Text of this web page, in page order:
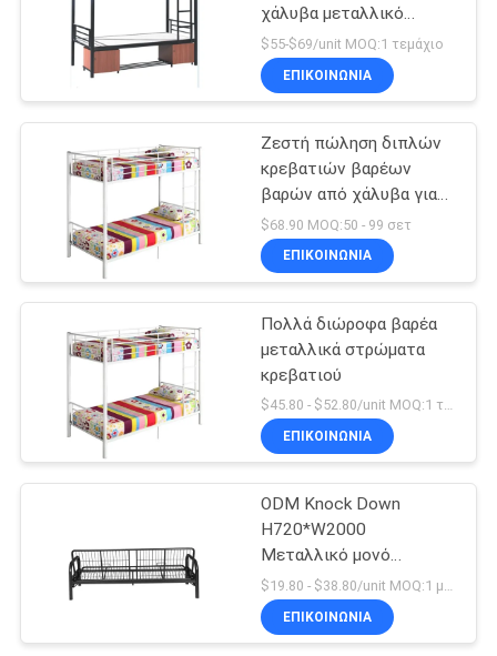
χάλυβα μεταλλικό
κρεβάτι
$55-$69/unit MOQ:1 τεμάχιο
ΕΠΙΚΟΙΝΩΝΊΑ
Ζεστή πώληση διπλών
κρεβατιών βαρέων
βαρών από χάλυβα για
φοιτητές κρεβάτι
μεταλλικό κρεβάτι
κοιτώνα κρεβάτια
$68.90 MOQ:50 - 99 σετ
ΕΠΙΚΟΙΝΩΝΊΑ
Πολλά διώροφα βαρέα
μεταλλικά στρώματα
κρεβατιού
$45.80 - $52.80/unit MOQ:1 τεμάχιο
ΕΠΙΚΟΙΝΩΝΊΑ
ODM Knock Down
H720*W2000
Μεταλλικό μονό
κρεβάτι
$19.80 - $38.80/unit MOQ:1 μονάδα
ΕΠΙΚΟΙΝΩΝΊΑ